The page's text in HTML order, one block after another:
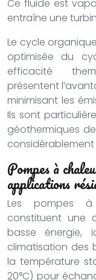
Ce fluide est
entraîne une
Le cycle
optimisée du
efficacité
présentent
minimisant les
Ils sont
géothermiques
considérablement
Pompes à
applications
Les pompes à
constituent une
basse
climatisation des
la température
20°C) pour